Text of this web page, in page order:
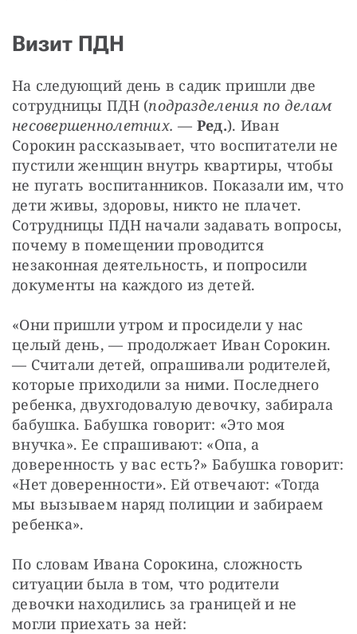
Визит ПДН
На следующий день в садик пришли две
сотрудницы ПДН (подразделения по делам
несовершеннолетних. — Ред.). Иван
Сорокин рассказывает, что воспитатели не
пустили женщин внутрь квартиры, чтобы
не пугать воспитанников. Показали им, что
дети живы, здоровы, никто не плачет.
Сотрудницы ПДН начали задавать вопросы,
почему в помещении проводится
незаконная деятельность, и попросили
документы на каждого из детей.
«Они пришли утром и просидели у нас
целый день, — продолжает Иван Сорокин.
— Считали детей, опрашивали родителей,
которые приходили за ними. Последнего
ребенка, двухгодовалую девочку, забирала
бабушка. Бабушка говорит: «Это моя
внучка». Ее спрашивают: «Опа, а
доверенность у вас есть?» Бабушка говорит:
«Нет доверенности». Ей отвечают: «Тогда
мы вызываем наряд полиции и забираем
ребенка».
По словам Ивана Сорокина, сложность
ситуации была в том, что родители
девочки находились за границей и не
могли приехать за ней: